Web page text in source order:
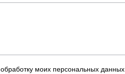
моих персональных данных